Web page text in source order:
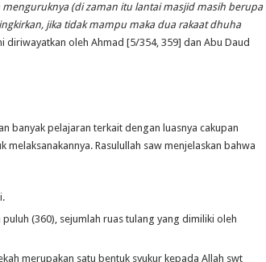
(di zamanitu lantai masjid masih berupa
jika tidak mampumaka dua rakaatdhuha
diriwayatkan oleh Ahmad [5/354, 359] dan Abu Daud
banyak pelajaran terkait dengan luasnya cakupan
Rasulullah saw menjelaskan bahwa
(360), sejumlah ruas tulang yang dimiliki oleh
merupakan satu bentuk syukur kepada Allah swt